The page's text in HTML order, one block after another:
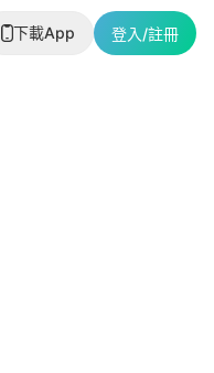
下載App 登入/註冊